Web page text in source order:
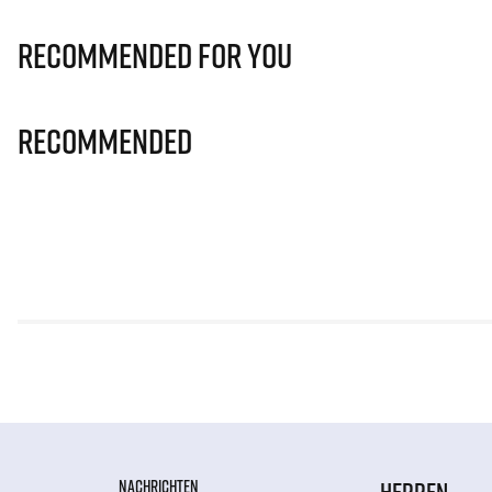
Recommended for you
Recommended
NACHRICHTEN